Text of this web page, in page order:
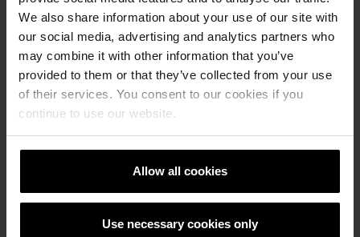
We also share information about your use of our site with
our social media, advertising and analytics partners who
may combine it with other information that you’ve
provided to them or that they’ve collected from your use
of their services. You consent to our cookies if you
continue to use our website.
Allow all cookies
Use necessary cookies only
Misiune
Suntem preocupați de un viitor mai bun.
AFLĂ MAI MULTE